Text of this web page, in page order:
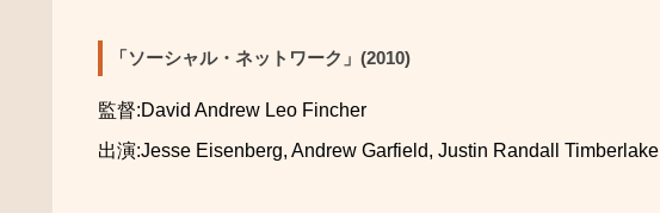
「ソーシャル・ネットワーク」(2010)
監督:David Andrew Leo Fincher
出演:Jesse Eisenberg, Andrew Garfield, Justin Randall Timberlake